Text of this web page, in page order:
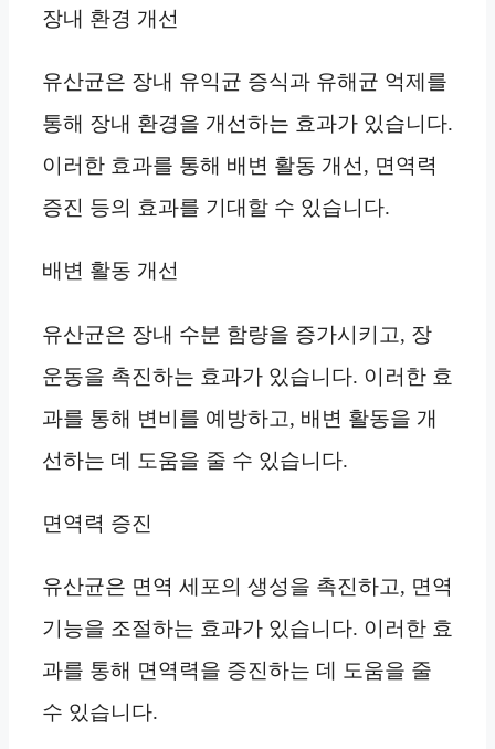
장내 환경 개선
유산균은 장내 유익균 증식과 유해균 억제를
통해 장내 환경을 개선하는 효과가 있습니다.
이러한 효과를 통해 배변 활동 개선, 면역력
증진 등의 효과를 기대할 수 있습니다.
배변 활동 개선
유산균은 장내 수분 함량을 증가시키고, 장
운동을 촉진하는 효과가 있습니다. 이러한 효
과를 통해 변비를 예방하고, 배변 활동을 개
선하는 데 도움을 줄 수 있습니다.
면역력 증진
유산균은 면역 세포의 생성을 촉진하고, 면역
기능을 조절하는 효과가 있습니다. 이러한 효
과를 통해 면역력을 증진하는 데 도움을 줄
수 있습니다.